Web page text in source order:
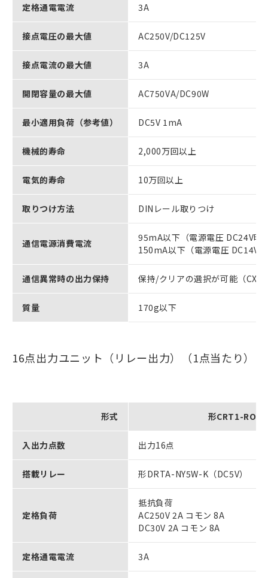
定格通電電流 3A
接点電圧の最大値 AC250V/DC125V
接点電流の最大値 3A
開閉容量の最大値 AC750VA/DC90W
最小適用負荷（参考値） DC5V 1mA
機械的寿命 2,000万回以上
電気的寿命 10万回以上
取りつけ方法 DINレール取りつけ
通信電源消費電流
95mA以下（電源電圧 DC24V時
150mA以下（電源電圧 DC14V
通信異常時の出力保持 保持/クリアの選択が可能（
質量 170g以下
16点出力ユニット（リレー出力）（1点当たり）
形式 形CRT1-
入出力点数 出力16点
搭載リレー 形DRTA-NY5W-K（DC5V）
定格負荷
抵抗負荷
AC250V 2A コモン 8A
DC30V 2A コモン 8A
定格通電電流 3A